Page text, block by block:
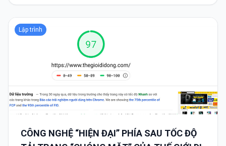
Lập trình
CÔNG NGHỆ “HIỆN ĐẠI” PHÍA SAU TỐC ĐỘ